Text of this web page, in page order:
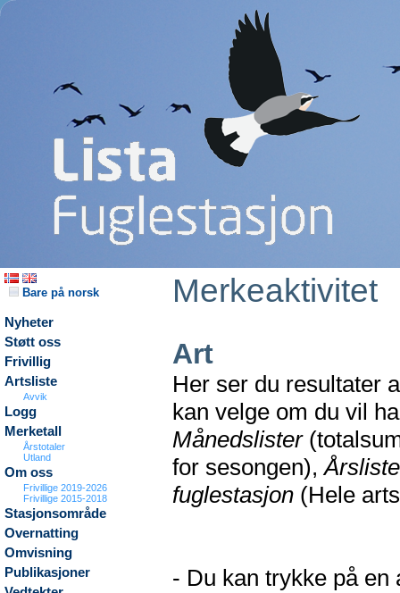
Bare på norsk
Nyheter
Støtt oss
Frivillig
Artsliste
Avvik
Logg
Merketall
Årstotaler
Utland
Om oss
Frivillige 2019-2026
Frivillige 2015-2018
Stasjonsområde
Overnatting
Omvisning
Publikasjoner
Merkeaktivitet
Art
Her ser du resultater
kan velge om du vil
Månedslister
for sesongen),
fuglestasjon (Hele
- Du kan trykke på en